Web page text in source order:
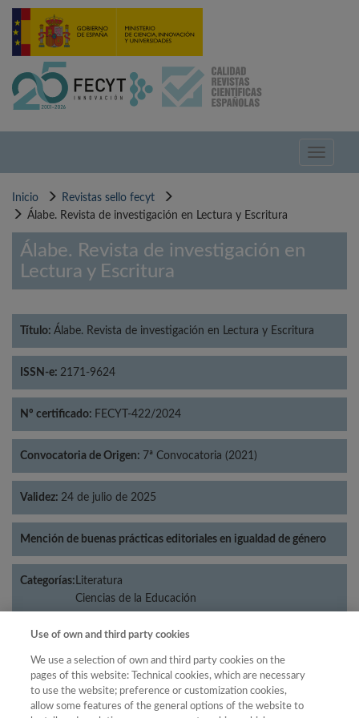
Pasar
contenido
Toggle
Inicio
Revistas sello fecyt
Álabe. Revista de investigación en Lectura y Escritura
Álabe. Revista de investigación en
Lectura y Escritura
Título: Álabe. Revista de investigación en Lectura y Escritura
ISSN-e: 2171-9624
Nº certificado: FECYT-422/2024
Convocatoria de Origen: 7ª Convocatoria (2021)
Validez: 24 de julio de 2025
Mención de buenas prácticas editoriales en igualdad de género
Categorías: Literatura
Ciencias de la Educación
Año Filtrar
Use of own and third party cookies
We use a selection of own and third party cookies on the
pages of this website: Technical cookies, which are necessary
to use the website; preference or customization cookies,
allow some features of the general options of the website to